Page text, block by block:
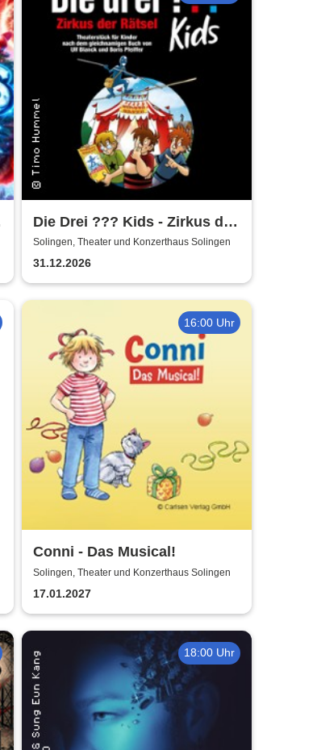
Die Drei ??? Kids - Zirkus der
Rätsel
Solingen, Theater und Konzerthaus Solingen
31.12.2026
16:00 Uhr
Conni - Das Musical!
Solingen, Theater und Konzerthaus Solingen
17.01.2027
18:00 Uhr